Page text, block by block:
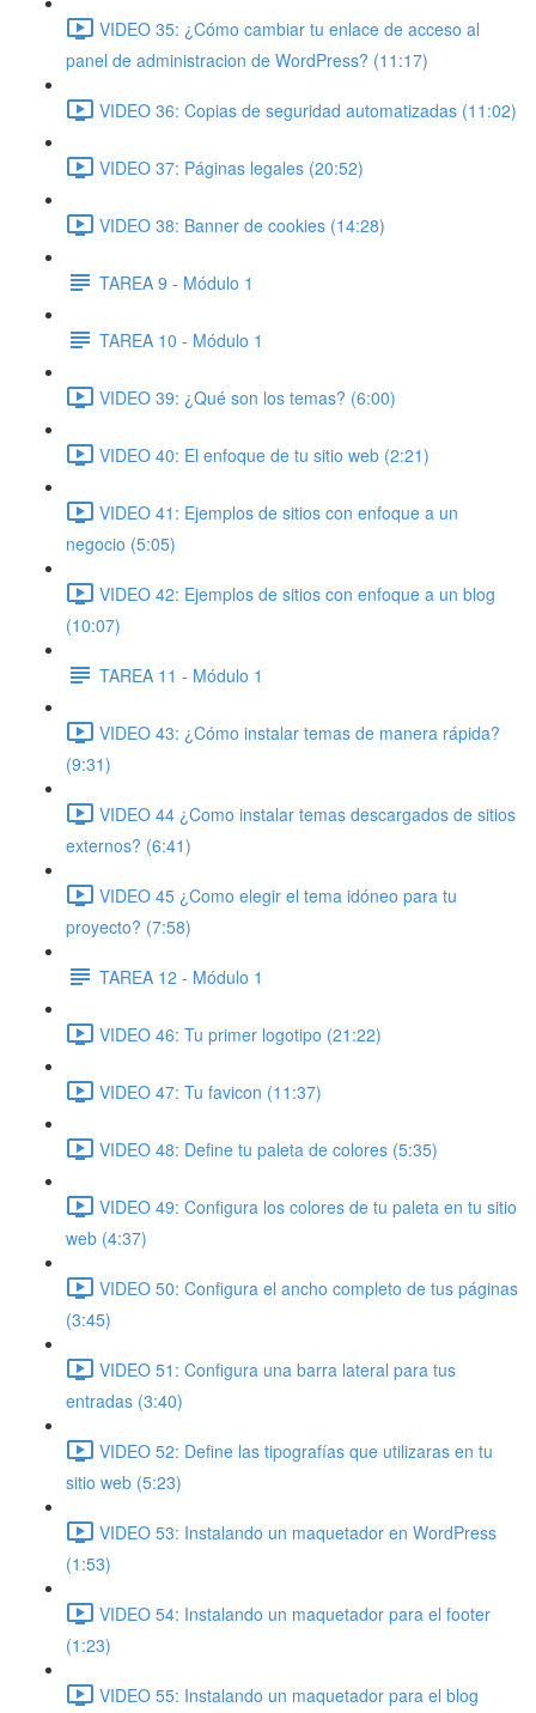
VIDEO 35: ¿Cómo cambiar tu enlace de acceso al
panel de administracion de WordPress? (11:17)
VIDEO 36: Copias de seguridad automatizadas (11:02)
VIDEO 37: Páginas legales (20:52)
VIDEO 38: Banner de cookies (14:28)
TAREA 9 - Módulo 1
TAREA 10 - Módulo 1
VIDEO 39: ¿Qué son los temas? (6:00)
VIDEO 40: El enfoque de tu sitio web (2:21)
VIDEO 41: Ejemplos de sitios con enfoque a un
negocio (5:05)
VIDEO 42: Ejemplos de sitios con enfoque a un blog
(10:07)
TAREA 11 - Módulo 1
VIDEO 43: ¿Cómo instalar temas de manera rápida?
(9:31)
VIDEO 44 ¿Como instalar temas descargados de sitios
externos? (6:41)
VIDEO 45 ¿Como elegir el tema idóneo para tu
proyecto? (7:58)
TAREA 12 - Módulo 1
VIDEO 46: Tu primer logotipo (21:22)
VIDEO 47: Tu favicon (11:37)
VIDEO 48: Define tu paleta de colores (5:35)
VIDEO 49: Configura los colores de tu paleta en tu sitio
web (4:37)
VIDEO 50: Configura el ancho completo de tus páginas
(3:45)
VIDEO 51: Configura una barra lateral para tus
entradas (3:40)
VIDEO 52: Define las tipografías que utilizaras en tu
sitio web (5:23)
VIDEO 53: Instalando un maquetador en WordPress
(1:53)
VIDEO 54: Instalando un maquetador para el footer
(1:23)
VIDEO 55: Instalando un maquetador para el blog